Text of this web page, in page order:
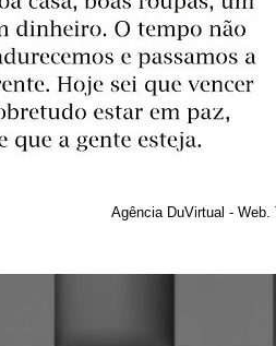
Agência DuVirtual -